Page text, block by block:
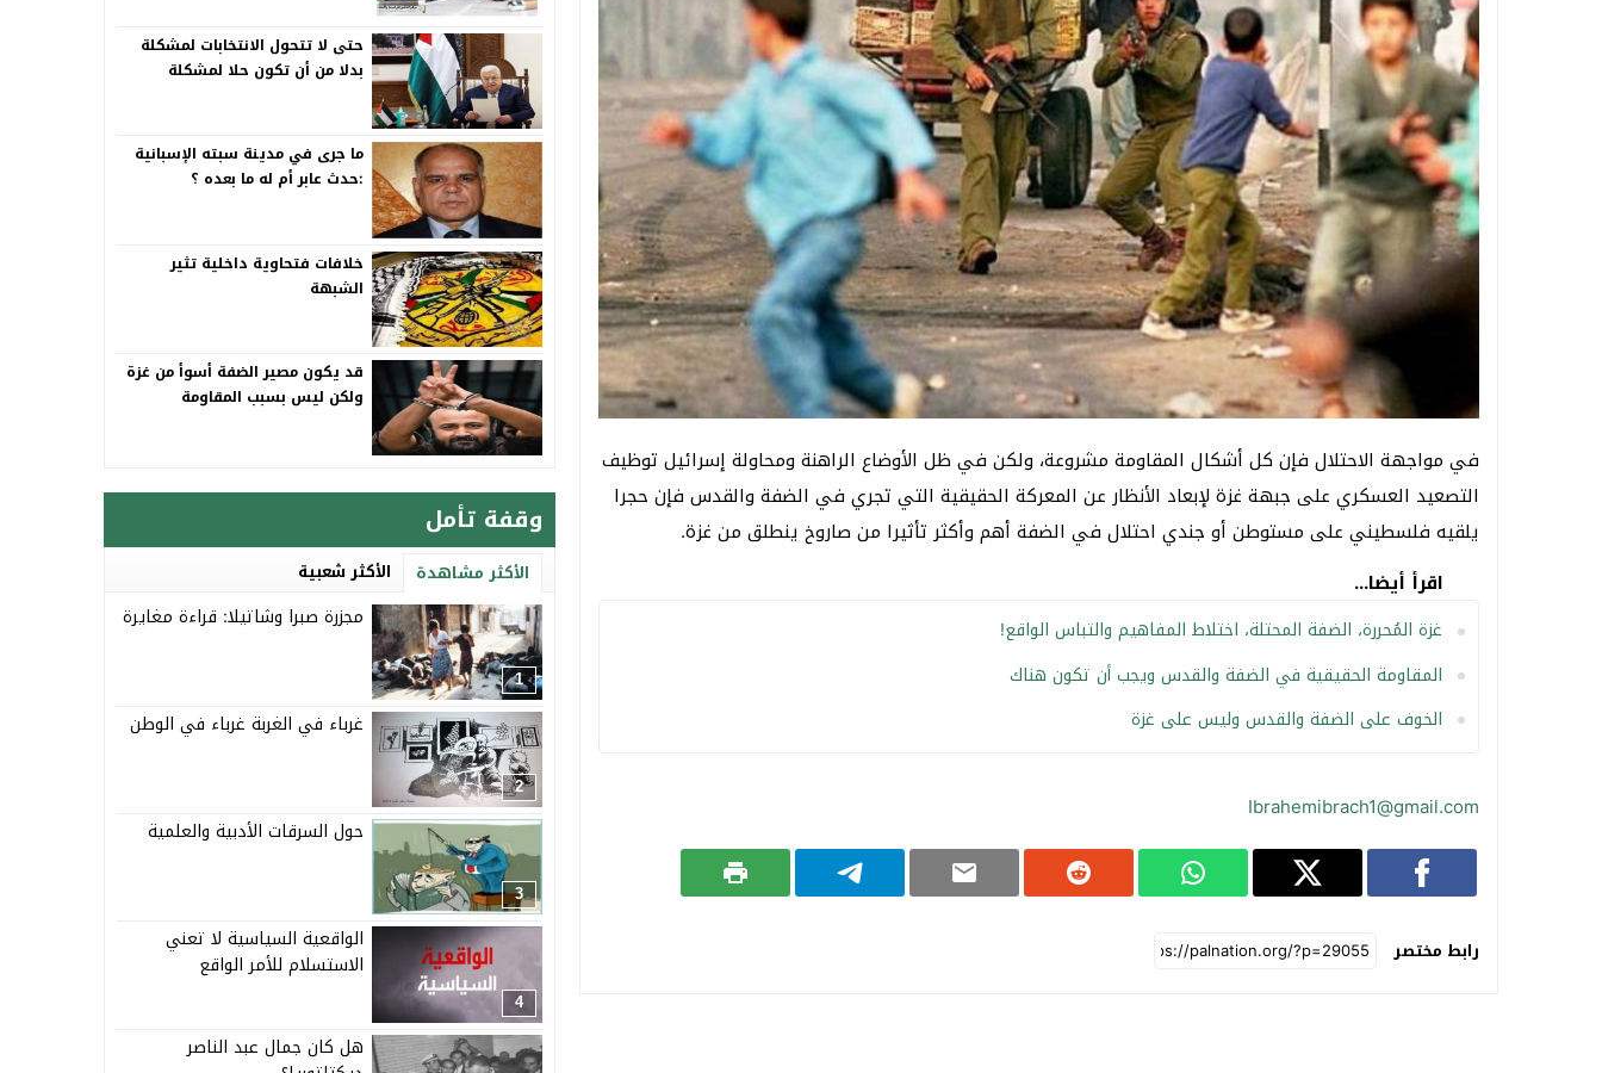
في مواجهة الاحتلال فإن كل أشكال المقاومة مشروعة، ولكن في ظل الأوضاع الراهنة ومحاولة إسرائيل توظيف
التصعيد العسكري على جبهة غزة لإبعاد الأنظار عن المعركة الحقيقية التي تجري في الضفة والقدس فإن حجرا
يلقيه فلسطيني على مستوطن أو جندي احتلال في الضفة أهم وأكثر تأثيرا من صاروخ ينطلق من غزة.
اقرأ أيضا...
غزة المُحررة، الضفة المحتلة، اختلاط المفاهيم والتباس الواقع!
المقاومة الحقيقية في الضفة والقدس ويجب أن تكون هناك
الخوف على الضفة والقدس وليس على غزة
Ibrahemibrach1@gmail.com
رابط مختصر
حتى لا تتحول الانتخابات لمشكلة
بدلا من أن تكون حلا لمشكلة
ما جرى في مدينة سبته الإسبانية
:حدث عابر أم له ما بعده ؟
خلافات فتحاوية داخلية تثير
الشبهة
قد يكون مصير الضفة أسوأ من غزة
ولكن ليس بسبب المقاومة
وقفة تأمل
الأكثر مشاهدة الأكثر شعبية
1
مجزرة صبرا وشاتيلا: قراءة مغايرة
2
غرباء في الغربة غرباء في الوطن
3
حول السرقات الأدبية والعلمية
4
الواقعية السياسية لا تعني
الاستسلام للأمر الواقع
هل كان جمال عبد الناصر